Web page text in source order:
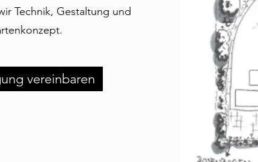
Technik, Gestaltung und
vereinbaren